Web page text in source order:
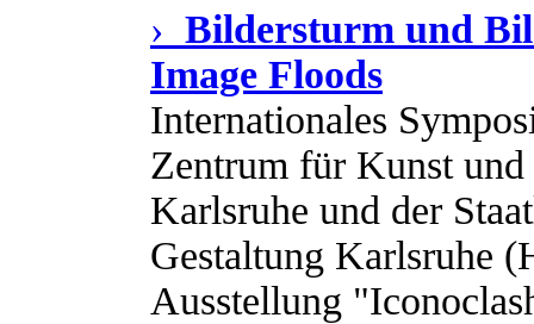
› Bildersturm und
Image Floods
Internationales
Zentrum für Kunst
Karlsruhe und der
Gestaltung Karlsruhe
Ausstellung